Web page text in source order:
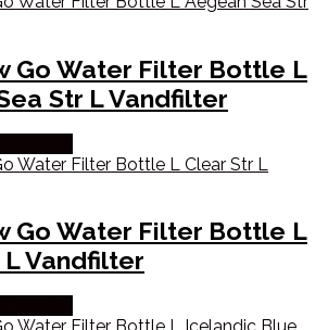
Go Water Filter Bottle L
Str L Vandfilter
Go Water Filter Bottle L
L Vandfilter